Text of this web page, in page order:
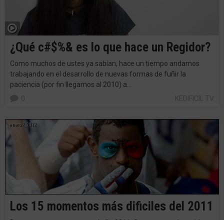
¿Qué c#$%& es lo que hace un Regidor?
Como muchos de ustes ya sabían, hace un tiempo andamos
trabajando en el desarrollo de nuevas formas de fuñir la
paciencia (por fin llegamos al 2010) a…
enero 2, 2012
Los 15 momentos más dificiles del 2011